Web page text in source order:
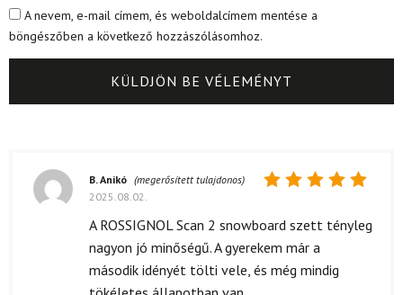
A nevem, e-mail címem, és weboldalcímem mentése a
böngészőben a következő hozzászólásomhoz.
5/ 5
B. Anikó (megerősített tulajdonos)
2025.08.02.
A ROSSIGNOL Scan 2 snowboard szett tényleg
nagyon jó minőségű. A gyerekem már a
második idényét tölti vele, és még mindig